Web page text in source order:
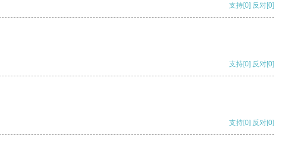
支持[0] 反对[0]
支持[0] 反对[0]
支持[0] 反对[0]